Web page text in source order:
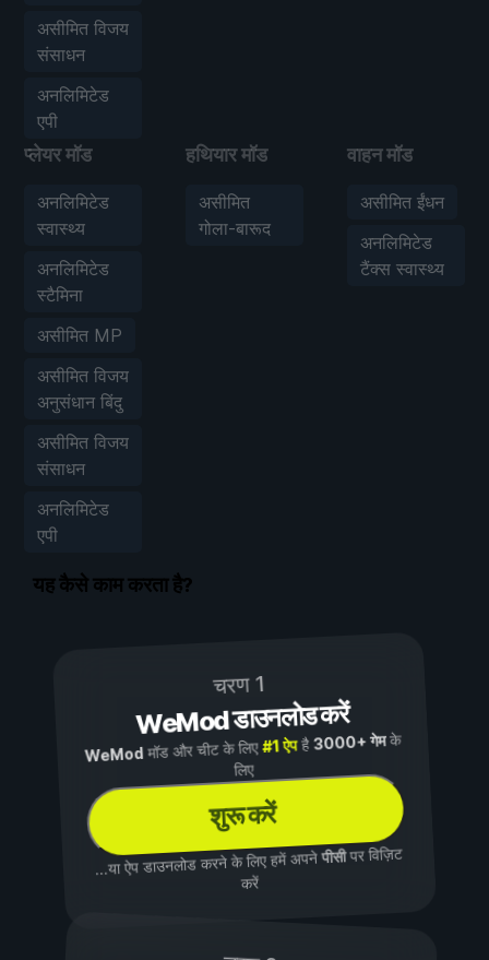
असीमित विजय
संसाधन
अनलिमिटेड
एपी
प्लेयर मॉड
अनलिमिटेड
स्वास्थ्य
अनलिमिटेड
स्टैमिना
असीमित MP
असीमित विजय
अनुसंधान बिंदु
असीमित विजय
संसाधन
अनलिमिटेड
एपी
हथियार मॉड
असीमित
गोला-बारूद
वाहन मॉड
असीमित ईंधन
अनलिमिटेड
टैंक्स स्वास्थ्य
यह कैसे काम करता है?
चरण 1
WeMod डाउनलोड करें
WeMod मॉड और चीट के लिए#1 ऐपहै3000+ गेमके
लिए
शुरू करें
...या ऐप डाउनलोड करने के लिए हमें अपनेपीसीपर विज़िट
करें